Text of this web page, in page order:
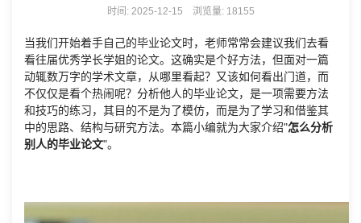
时间: 2025-12-15 浏览量: 18155
当我们开始着手自己的毕业论文时，老师常常会建议我们去看
看往届优秀学长学姐的论文。这确实是个好方法，但面对一篇
动辄数万字的学术文章，从哪里看起？又该如何看出门道，而
不仅仅是看个热闹呢？分析他人的毕业论文，是一项需要方法
和技巧的练习，其目的不是为了模仿，而是为了学习和借鉴其
中的思路、结构与研究方法。本篇小编就为大家介绍"怎么分析
别人的毕业论文"。